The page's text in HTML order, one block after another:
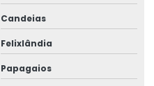
Candeias
Felixlândia
Papagaios